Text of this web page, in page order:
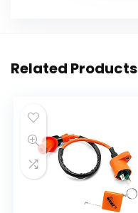
Related Products